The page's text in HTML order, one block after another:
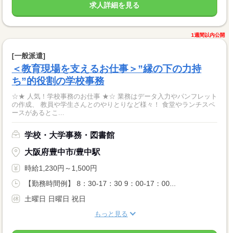
求人詳細を見る
1週間以内公開
[一般派遣]
＜教育現場を支えるお仕事＞”縁の下の力持
ち”的役割の学校事務
☆★ 人気！学校事務のお仕事 ★☆ 業務はデータ入力やパンフレット
の作成、 教員や学生さんとのやりとりなど様々！ 食堂やランチスペ
ースがあるとこ...
学校・大学事務・図書館
大阪府豊中市/豊中駅
時給1,230円～1,500円
【勤務時間例】 8：30-17：30 9：00-17：00...
土曜日 日曜日 祝日
もっと見る